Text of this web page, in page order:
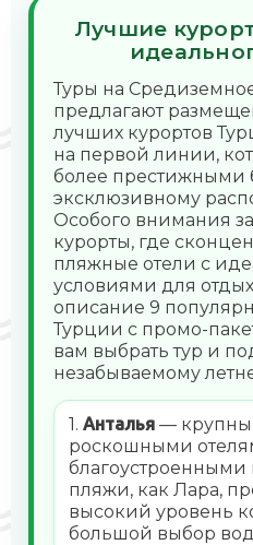
Лучшие
Туры на
предлагают
лучших курортов
на первой линии,
более престижными
эксклюзивному
Особого внимания
курорты, где
пляжные отели с
условиями для
описание 9
Турции с промо-
вам выбрать тур и
незабываемому
1. Анталья —
роскошными
пляжи, как Лара,
высокий уровень
большой выбор